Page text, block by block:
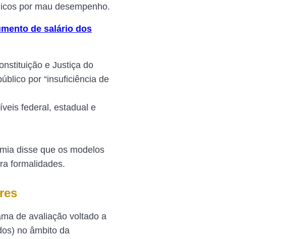
por mau desempenho.
de salário dos
e Justiça do
por “insuficiência de
federal, estadual e
disse que os modelos
formalidades.
de avaliação voltado a
no âmbito da